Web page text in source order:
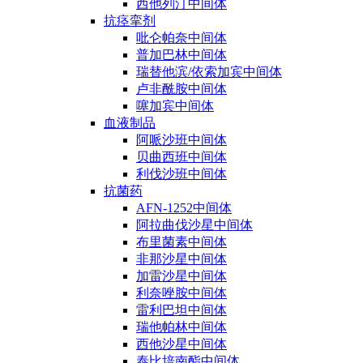
西他列汀中间体
抗痉挛剂
吡仑帕奈中间体
普加巴林中间体
瑞替他滨/依索加宾中间体
卢非酰胺中间体
噻加宾中间体
血液制品
阿哌沙班中间体
贝曲西班中间体
利伐沙班中间体
抗菌药
AFN-1252中间体
阿拉曲伐沙星中间体
布里菌素中间体
非那沙星中间体
加雷沙星中间体
利奈唑胺中间体
雷利巴坦中间体
瑞他帕林中间体
西他沙星中间体